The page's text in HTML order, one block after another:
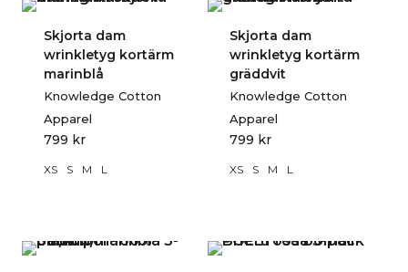
Skjorta dam
wrinkletyg kortärm
marinblå
Knowledge Cotton
Apparel
799 kr
XS S M L
Skjorta dam
wrinkletyg kortärm
gräddvit
Knowledge Cotton
Apparel
799 kr
XS S M L